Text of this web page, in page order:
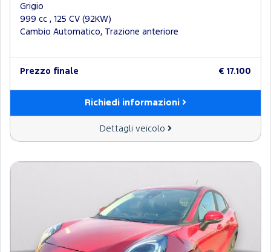
Grigio
999 cc , 125 CV (92KW)
Cambio Automatico, Trazione anteriore
Prezzo finale € 17.100
Richiedi informazioni
Dettagli veicolo